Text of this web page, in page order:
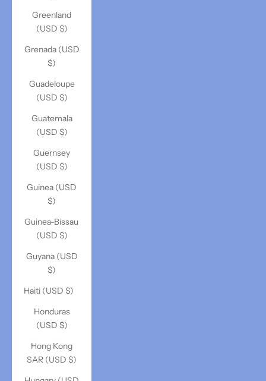
Greenland
(USD $)
Grenada (USD
$)
Guadeloupe
(USD $)
Guatemala
(USD $)
Guernsey
(USD $)
Guinea (USD
$)
Guinea-Bissau
(USD $)
Guyana (USD
$)
Haiti (USD $)
Honduras
(USD $)
Hong Kong
SAR (USD $)